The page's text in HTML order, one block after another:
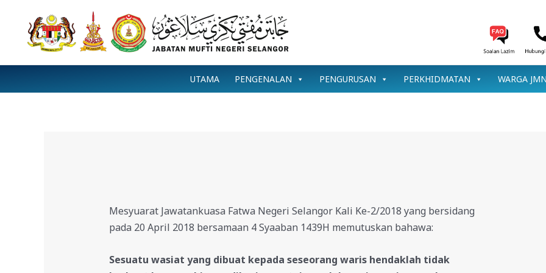
content
UTAMA PENGENALAN PENGURUSAN PERKHIDMATAN WARGA
Mesyuarat Jawatankuasa Fatwa Negeri Selangor Kali Ke-2/2018 yang bersidang
pada 20 April 2018 bersamaan 4 Syaaban 1439H memutuskan bahawa:
Sesuatu wasiat yang dibuat kepada seseorang waris hendaklah tidak